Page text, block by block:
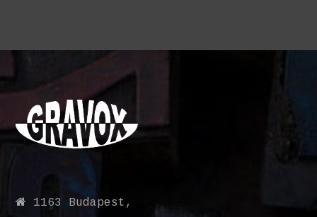
1163 Budapest,